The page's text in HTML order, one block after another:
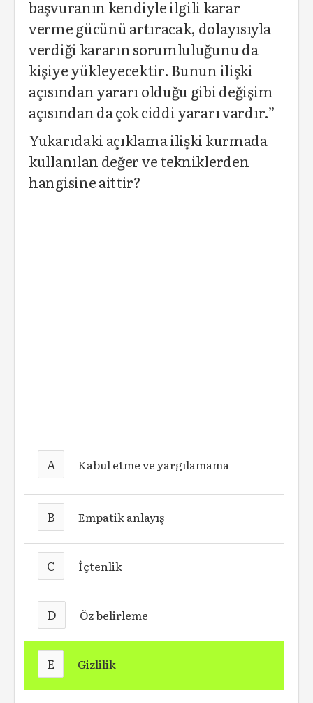
başvuranın kendiyle ilgili karar
verme gücünü artıracak, dolayısıyla
verdiği kararın sorumluluğunu da
kişiye yükleyecektir. Bunun ilişki
açısından yararı olduğu gibi değişim
açısından da çok ciddi yararı vardır.”
Yukarıdaki açıklama ilişki kurmada
kullanılan değer ve tekniklerden
hangisine aittir?
A Kabul etme ve yargılamama
B Empatik anlayış
C İçtenlik
D Öz belirleme
E Gizlilik